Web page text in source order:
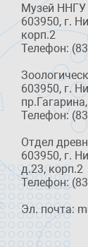
Музей ННГУ
603950, г.
корп.2
Телефон:
603950, г.
Телефон:
Отдел
603950, г.
д.23, корп.2
Телефон:
Эл. почта: